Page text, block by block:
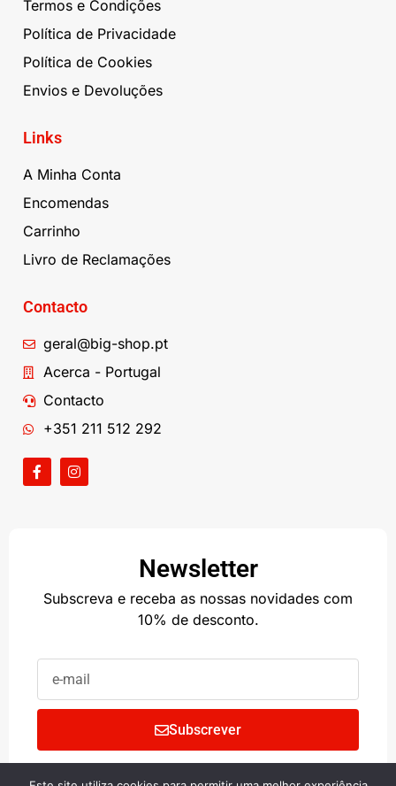
Termos e Condições
Política de Privacidade
Política de Cookies
Envios e Devoluções
Links
A Minha Conta
Encomendas
Carrinho
Livro de Reclamações
Contacto
geral@big-shop.pt
Acerca - Portugal
Contacto
+351 211 512 292
Newsletter
Subscreva e receba as nossas novidades com
10% de desconto.
Subscrever